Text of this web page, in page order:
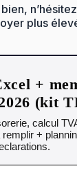
plus
+
(kit
calcul
+